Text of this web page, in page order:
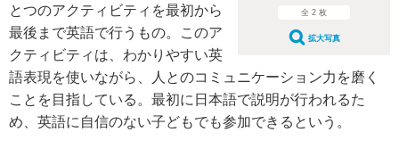
全 2 枚
拡大写真
とつのアクティビティを最初から
最後まで英語で行うもの。このア
クティビティは、わかりやすい英
語表現を使いながら、人とのコミュニケーション力を磨く
ことを目指している。最初に日本語で説明が行われるた
め、英語に自信のない子どもでも参加できるという。